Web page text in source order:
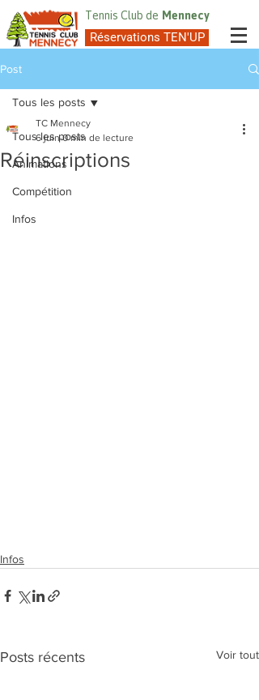
Tennis Club de Mennecy
Réservations TEN'UP
Post
Tous les posts
Animations
Compétition
Infos
Tous les posts
Réinscriptions
TC Mennecy
6 juin 0 min de lecture
Infos
Posts récents Voir tout